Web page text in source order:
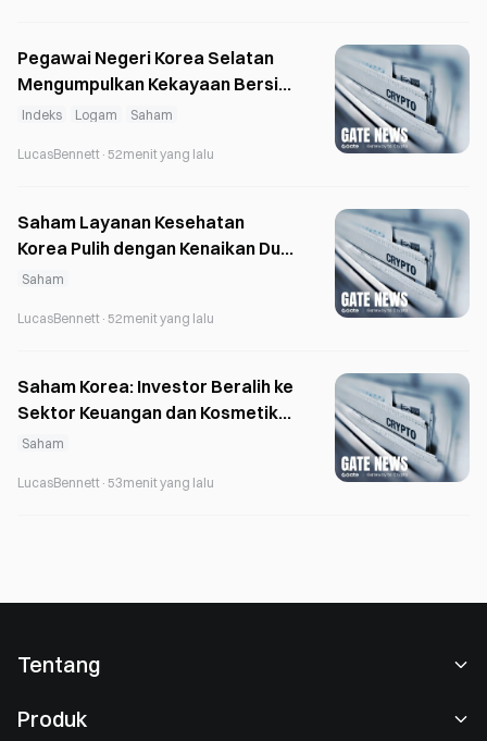
Pegawai Negeri Korea Selatan
Mengumpulkan Kekayaan Bersih
Senilai 1 Miliar Won dengan
Indeks Logam Saham
LucasBennett · 52menit yang lalu
Saham Layanan Kesehatan
Korea Pulih dengan Kenaikan Dua
Digit setelah Merosot Selama
Saham
LucasBennett · 52menit yang lalu
Saham Korea: Investor Beralih ke
Sektor Keuangan dan Kosmetik
di Tengah Volatilitas
Saham
LucasBennett · 53menit yang lalu
Tentang
Produk